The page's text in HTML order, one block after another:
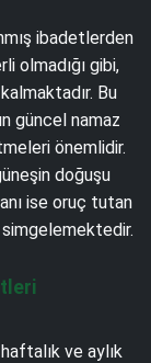
ibadetlerden
olmadığı gibi,
Bu
güncel namaz
önemlidir.
doğuşu
ise oruç tutan
simgelemektedir.
ve aylık